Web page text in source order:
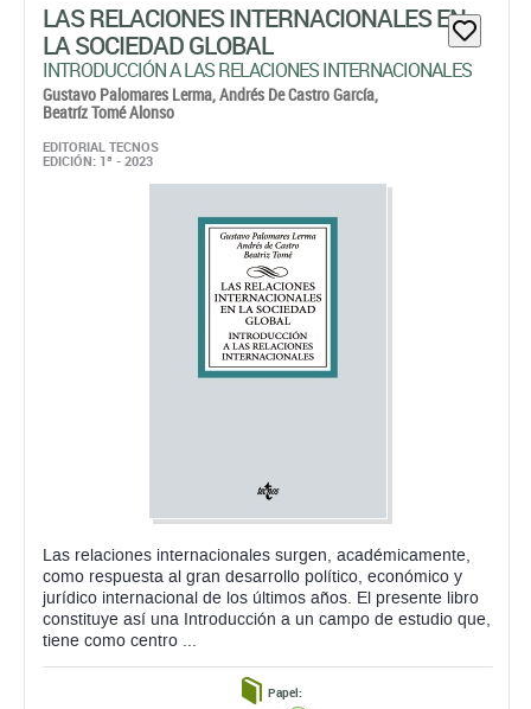
LAS RELACIONES INTERNACIONALES EN
LA SOCIEDAD GLOBAL
INTRODUCCIÓN A LAS RELACIONES INTERNACIONALES
Gustavo Palomares Lerma,Andrés De Castro García,
Beatríz Tomé Alonso
EDITORIAL TECNOS
EDICIÓN: 1ª - 2023
Las relaciones internacionales surgen, académicamente,
como respuesta al gran desarrollo político, económico y
jurídico internacional de los últimos años. El presente libro
constituye así una Introducción a un campo de estudio que,
tiene como centro ...
Papel: